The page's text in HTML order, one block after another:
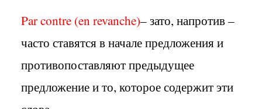
Parcontre (enrevanche)– зато, напротив –
часто ставятся в начале предложения и
противопоставляют предыдущее
предложение и то, которое содержит эти